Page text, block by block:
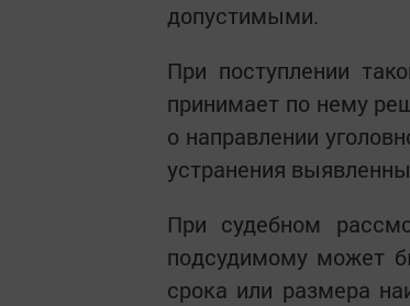
допустимыми.
При поступлении
принимает по нему
о направлении
устранения
При судебном
подсудимому может
срока или размера